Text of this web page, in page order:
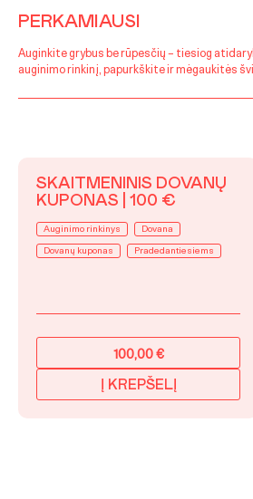
PERKAMIAUSI
Auginkite grybus be rūpesčių – tiesiog
auginimo rinkinį, papurkškite ir mėgaukitės
SKAITMENINIS DOVANŲ
KUPONAS | 100 €
Auginimo rinkinys Dovana
Dovanų kuponas Pradedantiesiems
100,00 €
Į KREPŠELĮ